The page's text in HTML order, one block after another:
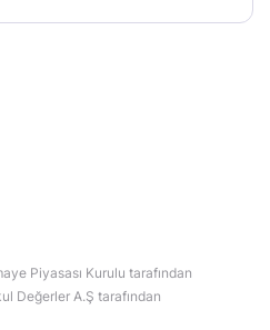
Piyasası Kurulu tarafından
Değerler A.Ş tarafından